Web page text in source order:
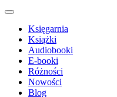
Księgarnia
Książki
Audiobooki
E-booki
Różności
Nowości
Blog